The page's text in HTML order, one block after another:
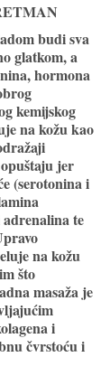
budi sva
glatkom, a
hormona
kemijskog
na kožu kao
jer
(serotonina i
te
na kožu
što
masaža je
i
čvrstoću i